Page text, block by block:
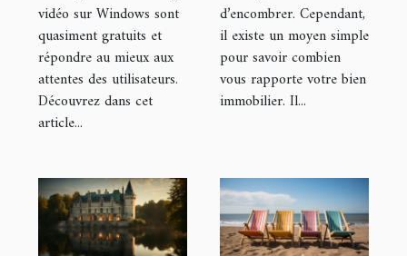
vidéo sur Windows sont
quasiment gratuits et
répondre au mieux aux
attentes des utilisateurs.
Découvrez dans cet
article...
d’encombrer. Cependant,
il existe un moyen simple
pour savoir combien
vous rapporte votre bien
immobilier. Il...